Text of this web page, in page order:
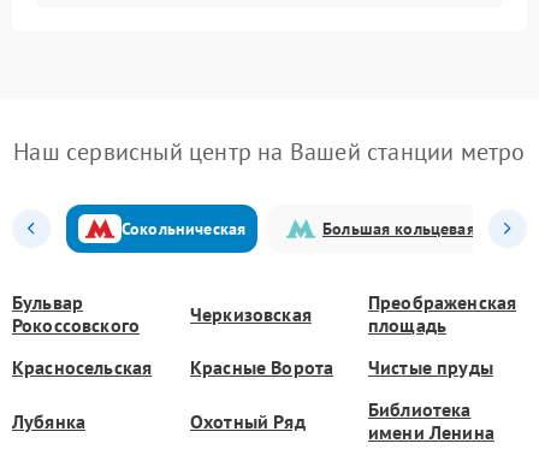
Наш сервисный центр на Вашей станции метро
Сокольническая Большая кольцевая
Бульвар
Рокоссовского
Черкизовская
Преображенская
площадь
Красносельская
Красные Ворота Чистые пруды
Лубянка Охотный Ряд
Библиотека
имени Ленина